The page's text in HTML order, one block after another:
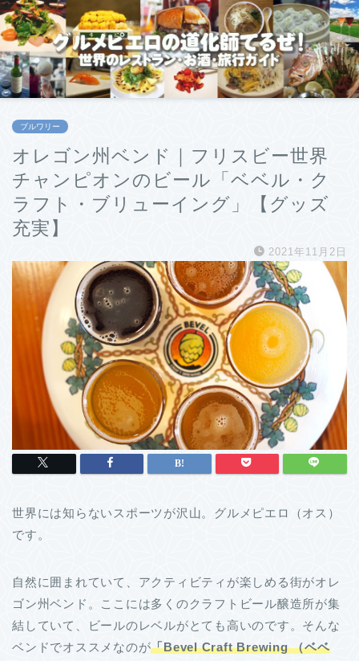
ブルワリー
オレゴン州ベンド｜フリスビー世界
チャンピオンのビール「ベベル・ク
ラフト・ブリューイング」【グッズ
充実】
2021年11月2日
世界には知らないスポーツが沢山。グルメピエロ（オス）
です。
自然に囲まれていて、アクティビティが楽しめる街がオレ
ゴン州ベンド。ここには多くのクラフトビール醸造所が集
結していて、ビールのレベルがとても高いのです。そんな
ベンドでオススメなのが「Bevel Craft Brewing （ベベ